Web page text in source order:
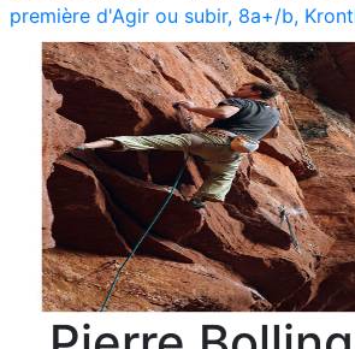
première d'Agir ou subir, 8a+/b,